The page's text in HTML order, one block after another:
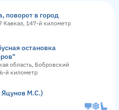
поворот в город
Кавказ, 147-й километр
остановка
область, Бобровский
й километр
Яцунов М.С.)